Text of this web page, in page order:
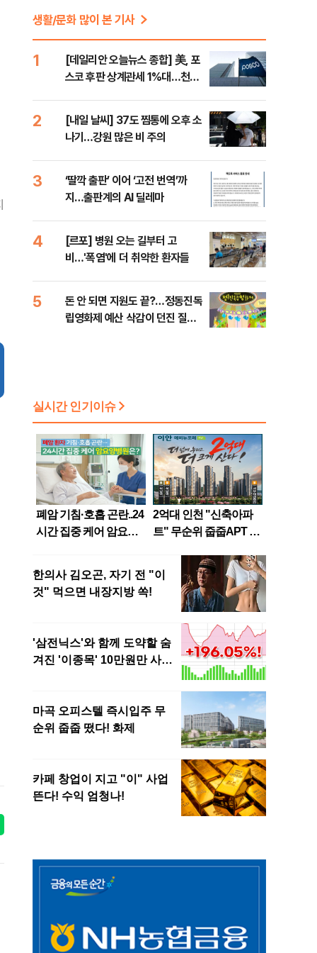
생활/문화 많이 본 기사
1
[데일리안 오늘뉴스 종합] 美, 포
스코 후판 상계관세 1%대…천하
2
[내일 날씨] 37도 찜통에 오후 소
나기…강원 많은 비 주의
3
‘딸깍 출판’ 이어 ‘고전 번역’까
지…출판계의 AI 딜레마
4
[르포] 병원 오는 길부터 고
비…'폭염'에 더 취약한 환자들
5
돈 안 되면 지원도 끝?…정동진독
립영화제 예산 삭감이 던진 질문